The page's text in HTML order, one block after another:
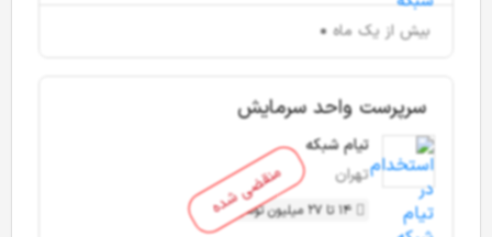
بیش از یک ماه
منقضی شده
سرپرست واحد سرمایش
تیام شبکه
تهران
14 تا 27 میلیون تومان